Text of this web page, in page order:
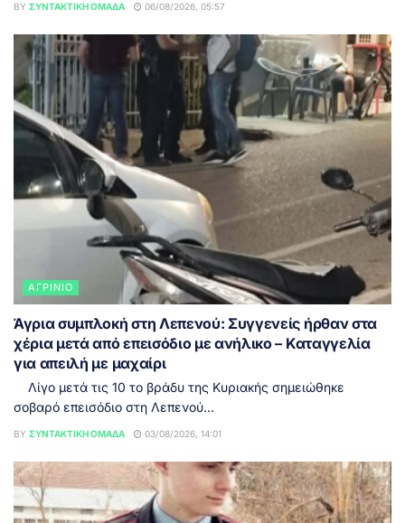
BY ΣΥΝΤΑΚΤΙΚΉ ΟΜΆΔΑ 06/08/2026, 05:57
ΑΓΡΊΝΙΟ
Άγρια συμπλοκή στη Λεπενού: Συγγενείς ήρθαν στα
χέρια μετά από επεισόδιο με ανήλικο – Καταγγελία
για απειλή με μαχαίρι
Λίγο μετά τις 10 το βράδυ της Κυριακής σημειώθηκε
σοβαρό επεισόδιο στη Λεπενού...
BY ΣΥΝΤΑΚΤΙΚΉ ΟΜΆΔΑ 03/08/2026, 14:01